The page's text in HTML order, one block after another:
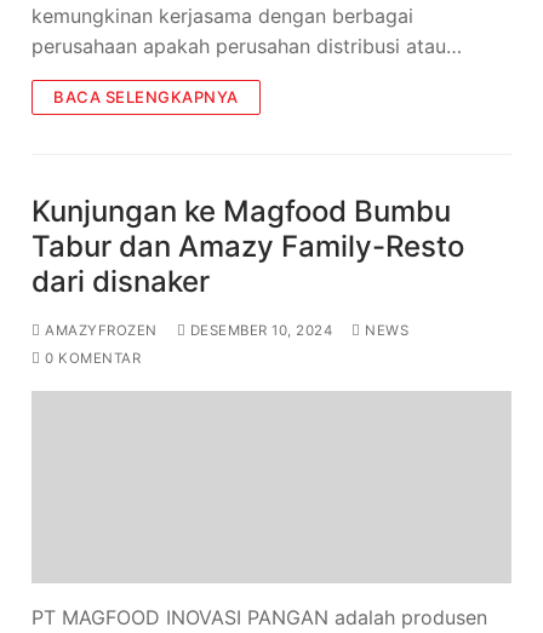
kemungkinan kerjasama dengan berbagai
perusahaan apakah perusahan distribusi atau…
BACA SELENGKAPNYA
Kunjungan ke Magfood Bumbu
Tabur dan Amazy Family-Resto
dari disnaker
AMAZYFROZEN DESEMBER 10, 2024
NEWS
0 KOMENTAR
PT MAGFOOD INOVASI PANGAN adalah produsen